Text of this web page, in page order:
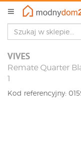
VIVES
Remate Quarter
1
Kod referencyjny: